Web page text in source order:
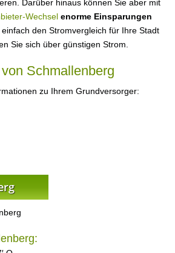
Darüber hinaus können Sie aber mit
Wechsel enorme Einsparungen
den Stromvergleich für Ihre Stadt
Sie sich über günstigen Strom.
Schmallenberg
zu Ihrem Grundversorger: